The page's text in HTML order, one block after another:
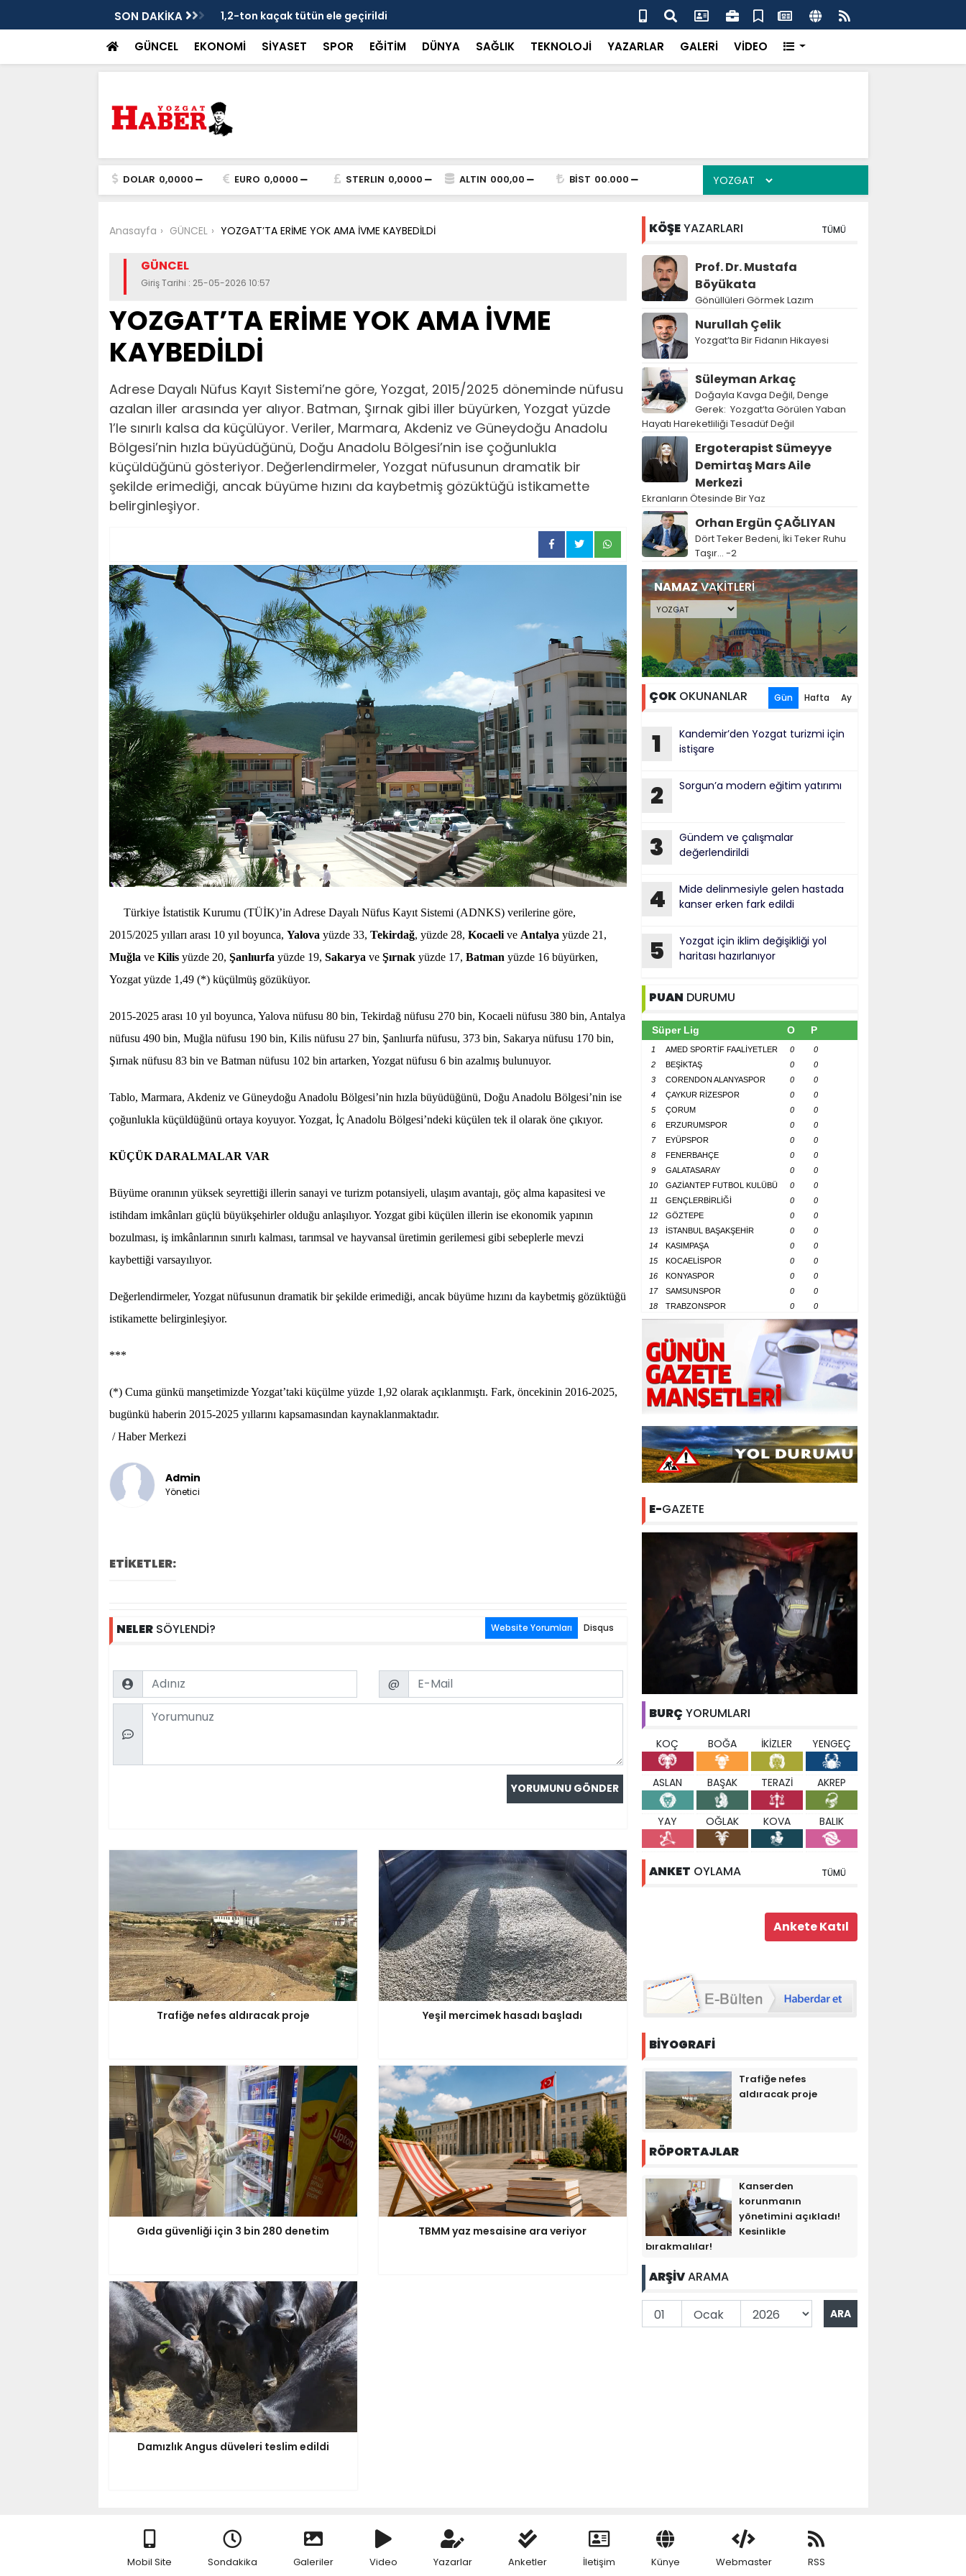
SON DAKİKA 1,2-ton kaçak tütün ele geçirildi 8 kişiye kaçak kazı baskını
GÜNCEL EKONOMİ SİYASET SPOR EĞİTİM DÜNYA SAĞLIK TEKNOLOJİ YAZARLAR GALERİ VİDEO
DOLAR 0,0000 EURO 0,0000 STERLIN 0,0000 ALTIN 000,00 BİST 00.000
Anasayfa GÜNCEL YOZGAT’TA ERİME YOK AMA İVME KAYBEDİLDİ
GÜNCEL
Giriş Tarihi : 25-05-2026 10:57
YOZGAT’TA ERİME YOK AMA İVME
KAYBEDİLDİ
Adrese Dayalı Nüfus Kayıt Sistemi’ne göre, Yozgat, 2015/2025 döneminde nüfusu
azalan iller arasında yer alıyor. Batman, Şırnak gibi iller büyürken, Yozgat yüzde
1’le sınırlı kalsa da küçülüyor. Veriler, Marmara, Akdeniz ve Güneydoğu Anadolu
Bölgesi’nin hızla büyüdüğünü, Doğu Anadolu Bölgesi’nin ise çoğunlukla
küçüldüğünü gösteriyor. Değerlendirmeler, Yozgat nüfusunun dramatik bir
şekilde erimediği, ancak büyüme hızını da kaybetmiş gözüktüğü istikamette
belirginleşiyor.
Türkiye İstatistik Kurumu (TÜİK)’in Adrese Dayalı Nüfus Kayıt Sistemi (ADNKS) verilerine göre,
2015/2025 yılları arası 10 yıl boyunca, Yalova yüzde 33, Tekirdağ, yüzde 28, Kocaelive Antalya yüzde 21,
Muğla ve Kilisyüzde 20, Şanlıurfa yüzde 19, Sakarya ve Şırnakyüzde 17, Batman yüzde 16 büyürken,
Yozgat yüzde 1,49 (*) küçülmüş gözüküyor.
2015-2025 arası 10 yıl boyunca, Yalova nüfusu 80 bin, Tekirdağ nüfusu 270 bin, Kocaeli nüfusu 380 bin, Antalya
nüfusu 490 bin, Muğla nüfusu 190 bin, Kilis nüfusu 27 bin, Şanlıurfa nüfusu, 373 bin, Sakarya nüfusu 170 bin,
Şırnak nüfusu 83 bin ve Batman nüfusu 102 bin artarken, Yozgat nüfusu 6 bin azalmış bulunuyor.
Tablo, Marmara, Akdeniz ve Güneydoğu Anadolu Bölgesi’nin hızla büyüdüğünü, Doğu Anadolu Bölgesi’nin ise
çoğunlukla küçüldüğünü ortaya koyuyor. Yozgat, İç Anadolu Bölgesi’ndeki küçülen tek il olarak öne çıkıyor.
KÜÇÜK DARALMALAR VAR
Büyüme oranının yüksek seyrettiği illerin sanayi ve turizm potansiyeli, ulaşım avantajı, göç alma kapasitesi ve
istihdam imkânları güçlü büyükşehirler olduğu anlaşılıyor. Yozgat gibi küçülen illerin ise ekonomik yapının
bozulması, iş imkânlarının sınırlı kalması, tarımsal ve hayvansal üretimin gerilemesi gibi sebeplerle mevzi
kaybettiği varsayılıyor.
Değerlendirmeler, Yozgat nüfusunun dramatik bir şekilde erimediği, ancak büyüme hızını da kaybetmiş gözüktüğü
istikamette belirginleşiyor.
***
(*) Cuma günkü manşetimizde Yozgat’taki küçülme yüzde 1,92 olarak açıklanmıştı. Fark, öncekinin 2016-2025,
bugünkü haberin 2015-2025 yıllarını kapsamasından kaynaklanmaktadır.
/ Haber Merkezi
Admin
Yönetici
ETİKETLER:
NELERSÖYLENDİ? Website Yorumları Disqus
Name Email
@
Comment
Trafiğe nefes aldıracak proje Yeşil mercimek hasadı başladı
Gıda güvenliği için 3 bin 280 denetim TBMM yaz mesaisine ara veriyor
Damızlık Angus düveleri teslim edildi
KÖŞEYAZARLARI TÜMÜ
Prof. Dr. Mustafa
Böyükata
Gönüllüleri Görmek Lazım
Nurullah Çelik
Yozgat’ta Bir Fidanın Hikayesi
Süleyman Arkaç
Doğayla Kavga Değil, Denge
Gerek: Yozgat’ta Görülen Yaban
Hayatı Hareketliliği Tesadüf Değil
Ergoterapist Sümeyye
Demirtaş Mars Aile
Merkezi
Ekranların Ötesinde Bir Yaz
Orhan Ergün ÇAĞLIYAN
Dört Teker Bedeni, İki Teker Ruhu
Taşır… -2
NAMAZVAKİTLERİ
ÇOKOKUNANLAR Gün Hafta Ay
1
Kandemir’den Yozgat turizmi için
istişare
2 Sorgun’a modern eğitim yatırımı
3
Gündem ve çalışmalar
değerlendirildi
4
Mide delinmesiyle gelen hastada
kanser erken fark edildi
5
Yozgat için iklim değişikliği yol
haritası hazırlanıyor
PUAN DURUMU
Süper Lig O P
1 AMED SPORTİF FAALİYETLER 0
0
2
BEŞİKTAŞ 0
0
3
CORENDON ALANYASPOR 0
0
4
ÇAYKUR RİZESPOR 0
0
5
ÇORUM 0
0
6
ERZURUMSPOR 0
0
7
EYÜPSPOR 0
0
8
FENERBAHÇE 0
0
9
GALATASARAY 0
0
10
GAZİANTEP FUTBOL KULÜBÜ 0
0
11
GENÇLERBİRLİĞİ 0
0
12
GÖZTEPE 0
0
13
İSTANBUL BAŞAKŞEHİR 0
0
14
KASIMPAŞA 0
0
15
KOCAELİSPOR 0
0
16
KONYASPOR 0
0
17
SAMSUNSPOR 0
0
18
TRABZONSPOR 0 0
E-GAZETE
BURÇ YORUMLARI
KOÇ BOĞA İKİZLER YENGEÇ
ASLAN BAŞAK TERAZİ AKREP
YAY OĞLAK KOVA BALIK
ANKET OYLAMA TÜMÜ
BİYOGRAFİ
Trafiğe nefes
aldıracak proje
RÖPORTAJLAR
Kanserden
korunmanın
yönetimini açıkladı!
Kesinlikle
bırakmalılar!
ARŞİVARAMA
Mobil Site Sondakika Galeriler Video Yazarlar Anketler İletişim Künye Webmaster RSS